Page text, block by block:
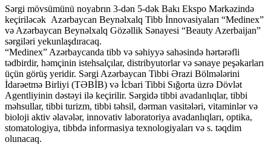
Sərgi mövsümünü noyabrın 3-dən 5-dək Bakı Ekspo Mərkəzində
keçiriləcək Azərbaycan Beynəlxalq Tibb İnnovasiyaları “Medinex”
və Azərbaycan Beynəlxalq Gözəllik Sənayesi “Beauty Azerbaijan”
sərgiləri yekunlaşdıracaq.
“Medinex” Azərbaycanda tibb və səhiyyə sahəsində hərtərəfli
tədbirdir, həmçinin istehsalçılar, distribyutorlar və sənaye peşəkarları
üçün görüş yeridir. Sərgi Azərbaycan Tibbi Ərazi Bölmələrini
İdarəetmə Birliyi (TƏBİB) və İcbari Tibbi Sığorta üzrə Dövlət
Agentliyinin dəstəyi ilə keçirilir. Sərgidə tibbi avadanlıqlar, tibbi
məhsullar, tibbi turizm, tibbi təhsil, dərman vasitələri, vitaminlər və
bioloji aktiv əlavələr, innovativ laboratoriya avadanlıqları, optika,
stomatologiya, tibbdə informasiya texnologiyaları və s. təqdim
olunacaq.